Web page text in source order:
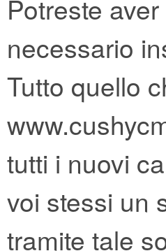
Potreste
necessario
Tutto quello
tutti i nuovi
voi stessi un
tramite tale